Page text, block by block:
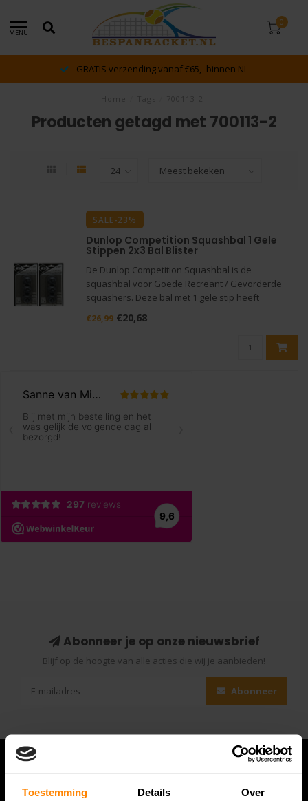
Toestemming Details Over
MENU
0
GRATIS verzending vanaf €65,- binnen NL
Producten getagd met 700113-2
SALE-23%
Dunlop Competition Squashbal 1 Gele
Stippen 2x3 Bal Blister
De Dunlop Competition Squashbal is de
squashbal voor Goede Recreant / Gevorderde
squashers. Deze bal met 1 gele stip heeft
hangtime dan de bal met 2 gele stippen. Voordat
€26,99 €20,68
Abonneer je op onze nieuwsbrief
Blijf op de hoogte van alle acties die wij je aanbieden!
Abonneer